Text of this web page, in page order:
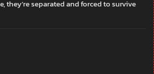
they’re separated and forced to survive